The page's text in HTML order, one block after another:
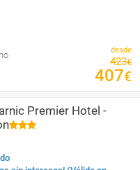
desde
423€
407€
Premier Hotel -